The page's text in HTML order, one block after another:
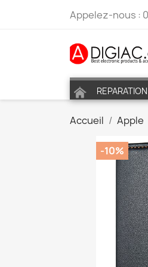
Appelez-nous :
Accueil Apple
-10%